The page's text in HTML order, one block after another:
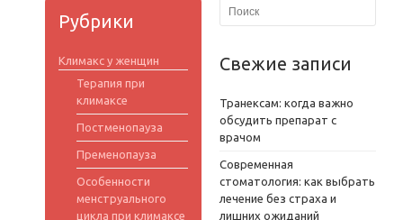
Рубрики
Климакс у женщин
Терапия при
климаксе
Постменопауза
Пременопауза
Особенности
менструального
цикла при климаксе
Свежие записи
Транексам: когда важно
обсудить препарат с
врачом
Современная
стоматология: как выбрать
лечение без страха и
лишних ожиданий